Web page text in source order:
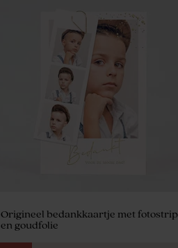
Origineel bedankkaartje met fotostrip
en goudfolie